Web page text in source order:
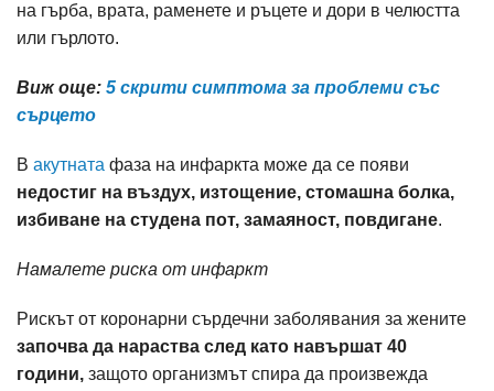
на гърба, врата, раменете и ръцете и дори в челюстта
или гърлото.
Виж още: 5 скрити симптома за проблеми със
сърцето
В акутната фаза на инфаркта може да се появи
недостиг на въздух, изтощение, стомашна болка,
избиване на студена пот, замаяност, повдигане.
Намалете риска от инфаркт
Рискът от коронарни сърдечни заболявания за жените
започва да нараства след като навършат 40
години, защото организмът спира да произвежда